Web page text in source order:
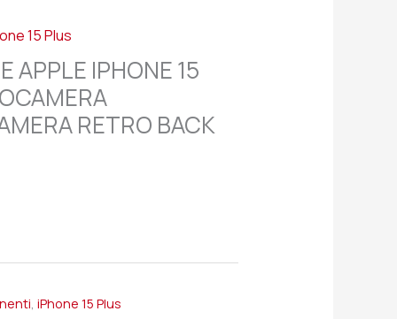
15 Plus
APPLE IPHONE 15
RETRO BACK
,iPhone 15 Plus